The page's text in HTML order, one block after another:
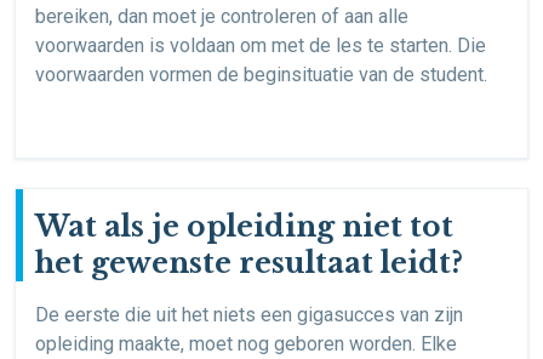
bereiken, dan moet je controleren of aan alle
voorwaarden is voldaan om met de les te starten. Die
voorwaarden vormen de beginsituatie van de student.
Wat als je opleiding niet tot
het gewenste resultaat leidt?
De eerste die uit het niets een gigasucces van zijn
opleiding maakte, moet nog geboren worden. Elke